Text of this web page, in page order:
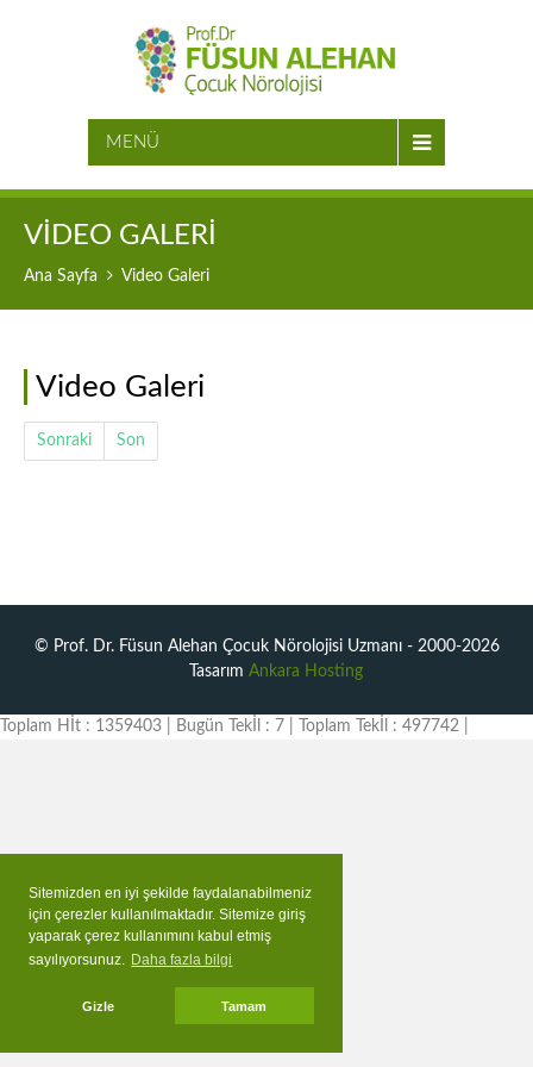
Sitemizden en iyi şekilde faydalanabilmeniz
için çerezler kullanılmaktadır. Sitemize giriş
yaparak çerez kullanımını kabul etmiş
sayılıyorsunuz. Daha fazla bilgi
Gizle Tamam
MENÜ
VIDEO GALERI
Ana Sayfa Video Galeri
Video Galeri
Sonraki Son
© Prof. Dr. Füsun Alehan Çocuk Nörolojisi Uzmanı - 2000-2026
Tasarım Ankara Hosting
Toplam Hİt : 1359403 | Bugün Tekİl : 7 | Toplam Tekİl : 497742 |